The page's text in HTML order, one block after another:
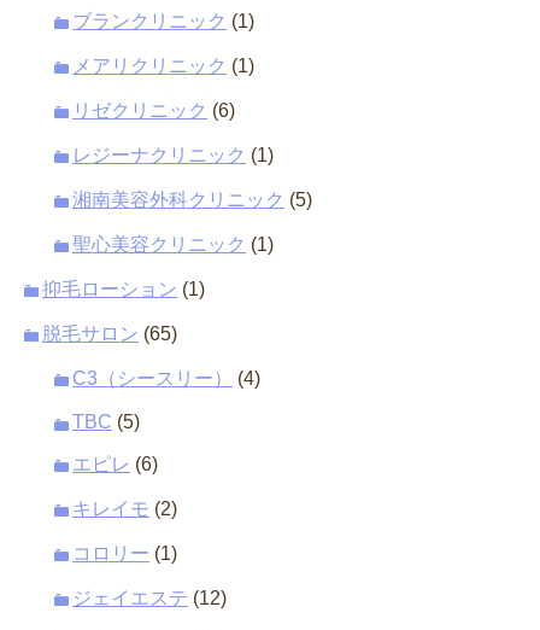
ブランクリニック (1)
メアリクリニック (1)
リゼクリニック (6)
レジーナクリニック (1)
湘南美容外科クリニック (5)
聖心美容クリニック (1)
抑毛ローション (1)
脱毛サロン (65)
C3（シースリー） (4)
TBC (5)
エピレ (6)
キレイモ (2)
コロリー (1)
ジェイエステ (12)